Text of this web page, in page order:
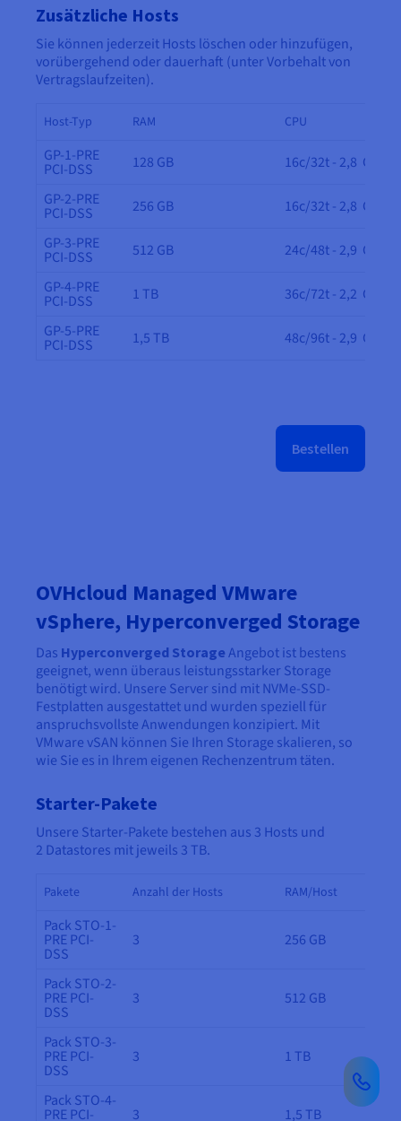
Zusätzliche Hosts
Sie können jederzeit Hosts löschen oder hinzufügen,
vorübergehend oder dauerhaft (unter Vorbehalt von
Vertragslaufzeiten).
Host-Typ RAM CPU
GP-1-PRE
PCI-DSS 128 GB
16c/32t - 2,8 GHz
GP-2-PRE
PCI-DSS 256 GB
16c/32t - 2,8 GHz
GP-3-PRE
PCI-DSS 512 GB
24c/48t - 2,9 GHz
GP-4-PRE
PCI-DSS 1 TB
36c/72t - 2,2 GHz
GP-5-PRE
PCI-DSS 1,5 TB 48c/96t - 2,9 GHz
Bestellen
OVHcloud Managed VMware
vSphere, Hyperconverged Storage
Das Hyperconverged Storage Angebot ist bestens
geeignet, wenn überaus leistungsstarker Storage
benötigt wird. Unsere Server sind mit NVMe-SSD-
Festplatten ausgestattet und wurden speziell für
anspruchsvollste Anwendungen konzipiert. Mit
VMware vSAN können Sie Ihren Storage skalieren, so
wie Sie es in Ihrem eigenen Rechenzentrum täten.
Starter-Pakete
Unsere Starter-Pakete bestehen aus 3 Hosts und
2 Datastores mit jeweils 3 TB.
Pakete Anzahl der Hosts RAM/Host
Pack STO-1-
PRE PCI-
DSS
3 256 GB
Pack STO-2-
PRE PCI-
DSS
3 512 GB
Pack STO-3-
PRE PCI-
DSS
3 1 TB
Pack STO-4-
PRE PCI- 3 1,5 TB